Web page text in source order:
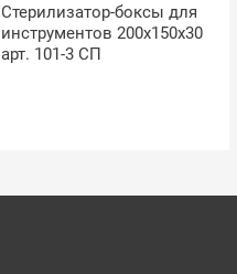
Стерилизатор-боксы для
инструментов 200х150х30
арт. 101-3 СП